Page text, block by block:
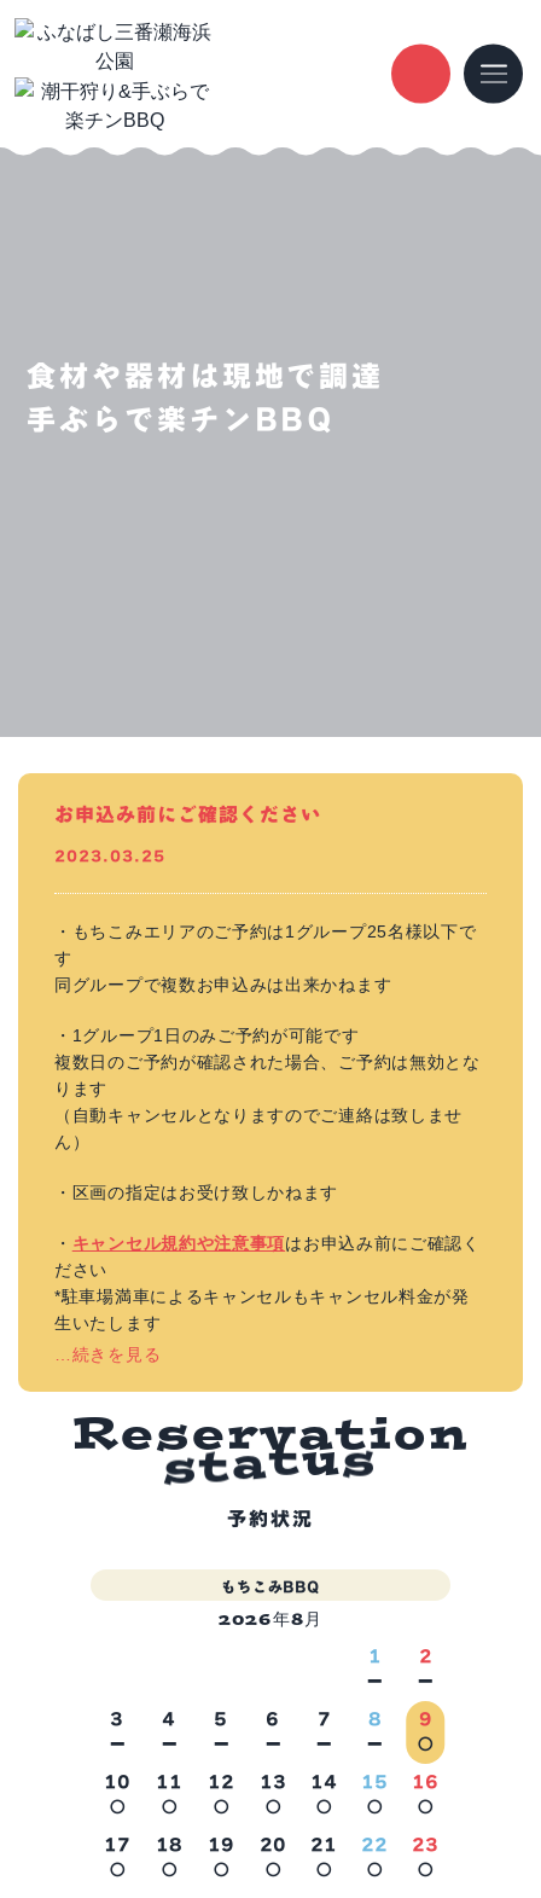
食材や器材は現地で調達
手ぶらで楽チンBBQ
お申込み前にご確認ください
2023.03.25
・もちこみエリアのご予約は1グループ25名様以下で
す
同グループで複数お申込みは出来かねます
・1グループ1日のみご予約が可能です
複数日のご予約が確認された場合、ご予約は無効とな
ります
（自動キャンセルとなりますのでご連絡は致しませ
ん）
・区画の指定はお受け致しかねます
・ キャンセル規約や注意事項はお申込み前にご確認く
ださい
*駐車場満車によるキャンセルもキャンセル料金が発
生いたします
…続きを見る
Reservation
status
予約状況
もちこみBBQ
2026年8月
1
－
2
－
3
－
4
－
5
－
6
－
7
－
8
－
9
○
10
○
11
○
12
○
13
○
14
○
15
○
16
○
17
○
18
○
19
○
20
○
21
○
22
○
23
○
2026年9月